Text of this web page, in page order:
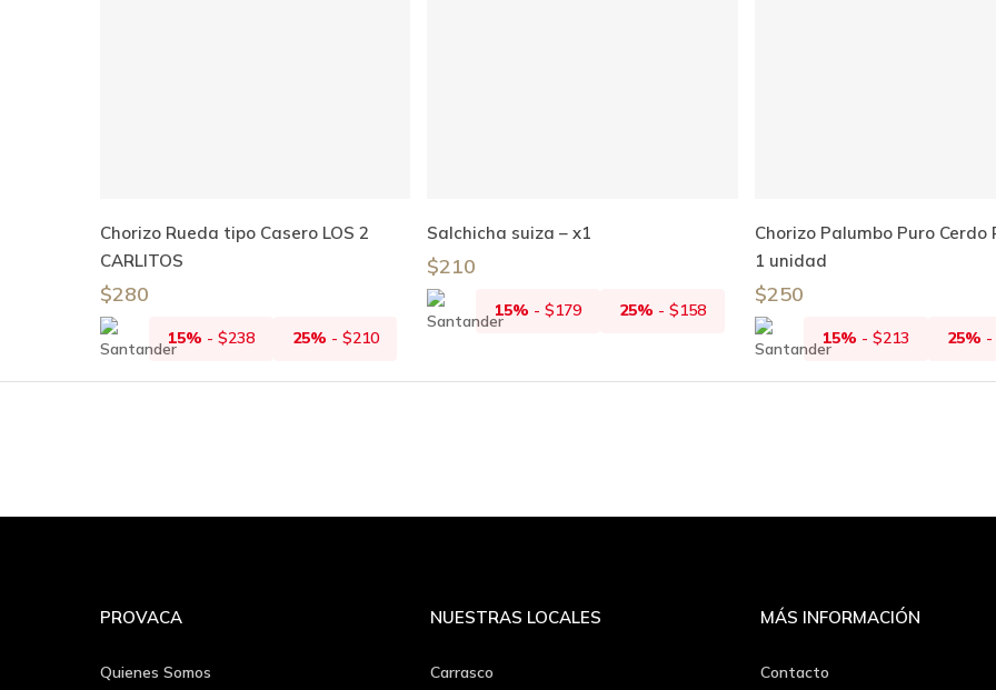
Añadir Al Carrito
Chorizo Rueda tipo Casero LOS 2
CARLITOS
$280
15% - $238 25% - $210
Añadir Al Carrito
Salchicha suiza – x1
$210
15% -$179 25% -$158
Añadir Al Carrito
Chorizo Palumbo Puro Cerdo
1 unidad
$250
15% - $213 25% -
PROVACA
Quienes Somos
NUESTRAS LOCALES
Carrasco
MÁS INFORMACIÓN
Contacto